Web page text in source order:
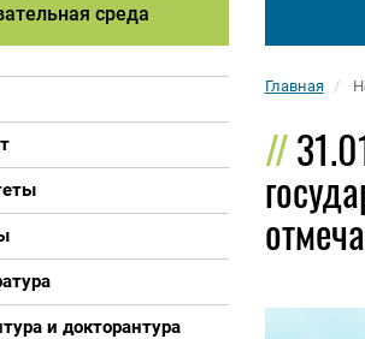
среда
и докторантура
Главная